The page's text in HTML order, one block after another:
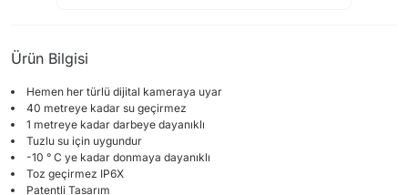
Ürün Bilgisi
Hemen her türlü dijital kameraya uyar
40 metreye kadar su geçirmez
1 metreye kadar darbeye dayanıklı
Tuzlu su için uygundur
-10 ° C ye kadar donmaya dayanıklı
Toz geçirmez IP6X
Patentli Tasarım